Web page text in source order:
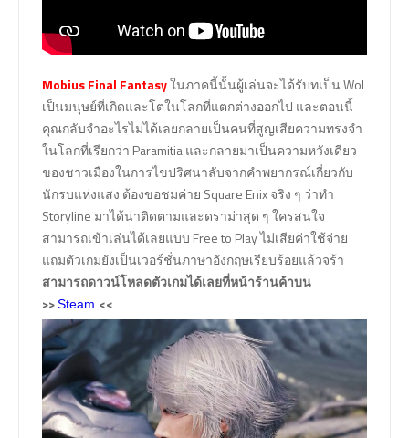
Mobius Final Fantasyในภาคนี้นั้นผู้เล่นจะได้รับทเป็น Wol
เป็นมนุษย์ที่เกิดและโตในโลกที่แตกต่างออกไป และตอนนี้
คุณกลับจำอะไรไม่ได้เลยกลายเป็นคนที่สูญเสียความทรงจำ
ในโลกที่เรียกว่า Paramitia และกลายมาเป็นความหวังเดียว
ของชาวเมืองในการไขปริศนาลับจากคำพยากรณ์เกี่ยวกับ
นักรบแห่งแสง ต้องขอชมค่าย Square Enix จริง ๆ ว่าทำ
Storyline มาได้น่าติดตามและดราม่าสุด ๆ ใครสนใจ
สามารถเข้าเล่นได้เลยแบบ Free to Play ไม่เสียค่าใช้จ่าย
แถมตัวเกมยังเป็นเวอร์ชั่นภาษาอังกฤษเรียบร้อยแล้วจร้า
สามารถดาวน์โหลดตัวเกมได้เลยที่หน้าร้านค้าบน
>>Steam <<